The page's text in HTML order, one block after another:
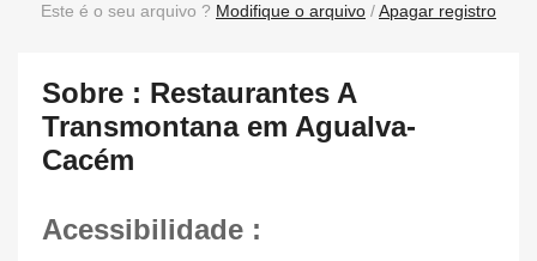
Este é o seu arquivo ? Modifique o arquivo /Apagar registro
Sobre : Restaurantes A
Transmontana em Agualva-
Cacém
Acessibilidade :